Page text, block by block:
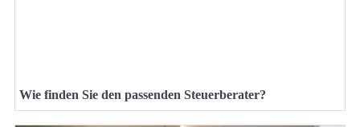
Wie finden Sie den passenden Steuerberater?